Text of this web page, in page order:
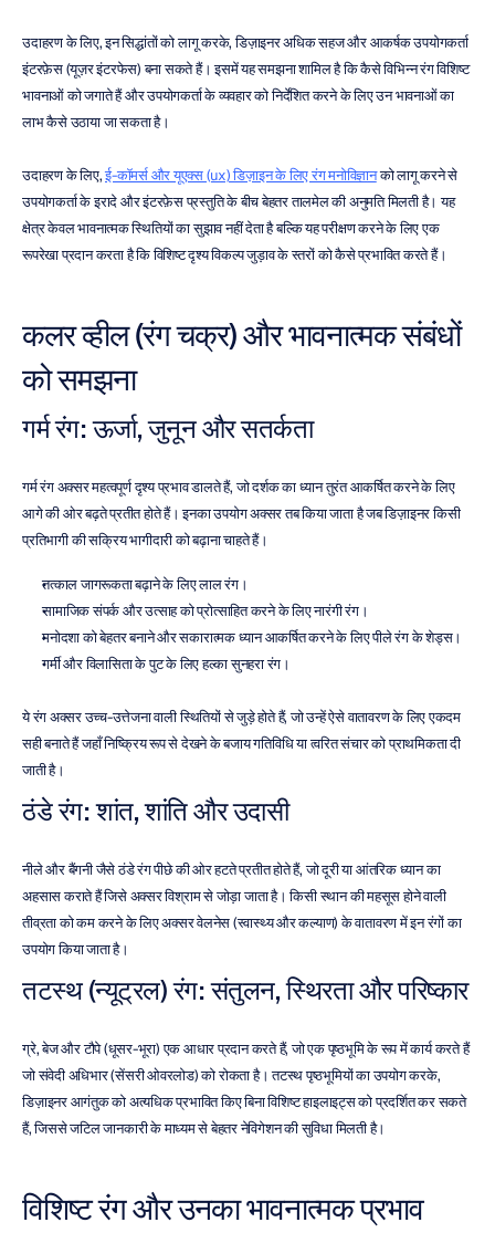
उदाहरण के लिए, इन सिद्धांतों को लागू करके, डिज़ाइनर अधिक सहज और आकर्षक उपयोगकर्ता
इंटरफ़ेस (यूज़र इंटरफेस) बना सकते हैं। इसमें यह समझना शामिल है कि कैसे विभिन्न रंग विशिष्ट
भावनाओं को जगाते हैं और उपयोगकर्ता के व्यवहार को निर्देशित करने के लिए उन भावनाओं का
लाभ कैसे उठाया जा सकता है।
उदाहरण के लिए, ई-कॉमर्स और यूएक्स (ux) डिज़ाइन के लिए रंग मनोविज्ञान को लागू करने से
उपयोगकर्ता के इरादे और इंटरफ़ेस प्रस्तुति के बीच बेहतर तालमेल की अनुमति मिलती है। यह
क्षेत्र केवल भावनात्मक स्थितियों का सुझाव नहीं देता है बल्कि यह परीक्षण करने के लिए एक
रूपरेखा प्रदान करता है कि विशिष्ट दृश्य विकल्प जुड़ाव के स्तरों को कैसे प्रभावित करते हैं।
कलर व्हील (रंग चक्र) और भावनात्मक संबंधों
को समझना
गर्म रंग: ऊर्जा, जुनून और सतर्कता
गर्म रंग अक्सर महत्वपूर्ण दृश्य प्रभाव डालते हैं, जो दर्शक का ध्यान तुरंत आकर्षित करने के लिए
आगे की ओर बढ़ते प्रतीत होते हैं। इनका उपयोग अक्सर तब किया जाता है जब डिज़ाइनर किसी
प्रतिभागी की सक्रिय भागीदारी को बढ़ाना चाहते हैं।
तत्काल जागरूकता बढ़ाने के लिए लाल रंग।
सामाजिक संपर्क और उत्साह को प्रोत्साहित करने के लिए नारंगी रंग।
मनोदशा को बेहतर बनाने और सकारात्मक ध्यान आकर्षित करने के लिए पीले रंग के शेड्स।
गर्मी और विलासिता के पुट के लिए हल्का सुनहरा रंग।
ये रंग अक्सर उच्च-उत्तेजना वाली स्थितियों से जुड़े होते हैं, जो उन्हें ऐसे वातावरण के लिए एकदम
सही बनाते हैं जहाँ निष्क्रिय रूप से देखने के बजाय गतिविधि या त्वरित संचार को प्राथमिकता दी
जाती है।
ठंडे रंग: शांत, शांति और उदासी
नीले और बैंगनी जैसे ठंडे रंग पीछे की ओर हटते प्रतीत होते हैं, जो दूरी या आंतरिक ध्यान का
अहसास कराते हैं जिसे अक्सर विश्राम से जोड़ा जाता है। किसी स्थान की महसूस होने वाली
तीव्रता को कम करने के लिए अक्सर वेलनेस (स्वास्थ्य और कल्याण) के वातावरण में इन रंगों का
उपयोग किया जाता है।
तटस्थ (न्यूट्रल) रंग: संतुलन, स्थिरता और परिष्कार
ग्रे, बेज और टौपे (धूसर-भूरा) एक आधार प्रदान करते हैं, जो एक पृष्ठभूमि के रूप में कार्य करते हैं
जो संवेदी अधिभार (सेंसरी ओवरलोड) को रोकता है। तटस्थ पृष्ठभूमियों का उपयोग करके,
डिज़ाइनर आगंतुक को अत्यधिक प्रभावित किए बिना विशिष्ट हाइलाइट्स को प्रदर्शित कर सकते
हैं, जिससे जटिल जानकारी के माध्यम से बेहतर नेविगेशन की सुविधा मिलती है।
विशिष्ट रंग और उनका भावनात्मक प्रभाव